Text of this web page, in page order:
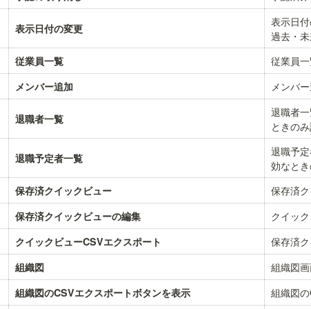
表示日付の変更
表示日
過去・
従業員一覧
従業員
メンバー追加 メンバ
退職者一覧
退職者
ときの
退職予定者一覧
退職予
効なと
保存済クイックビュー
保存済
保存済クイックビューの編集
クイッ
クイックビューCSVエクスポート
保存済
組織図
組織図
組織図のCSVエクスポートボタンを表示 組織図